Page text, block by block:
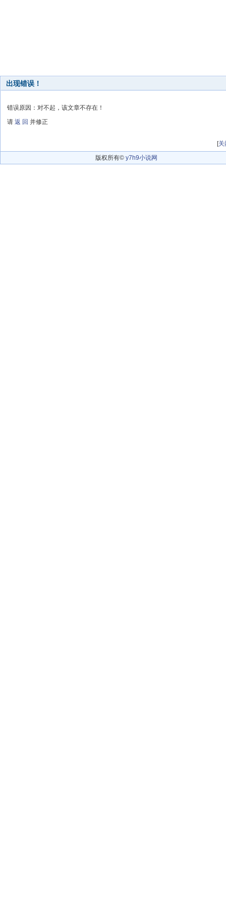
出现错误！
错误原因：对不起，该文章不存在！
请 返 回 并修正
[关
版权所有© y7h9小说网